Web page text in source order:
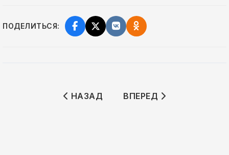
ПОДЕЛИТЬСЯ:
ПРЕДЫДУЩИЙ: В КАШКАДАРЬЕ
НАЗАД СЛЕДУЮЩИЙ:
ВПЕРЕД